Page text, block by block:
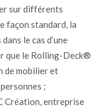
sur différents
façon standard, la
le cas d’une
que le Rolling-Deck®
de mobilier et
;
Création, entreprise